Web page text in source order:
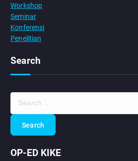
Workshop
Seminar
Konferensi
Penelitian
Search
a
h
OP-ED KIKE